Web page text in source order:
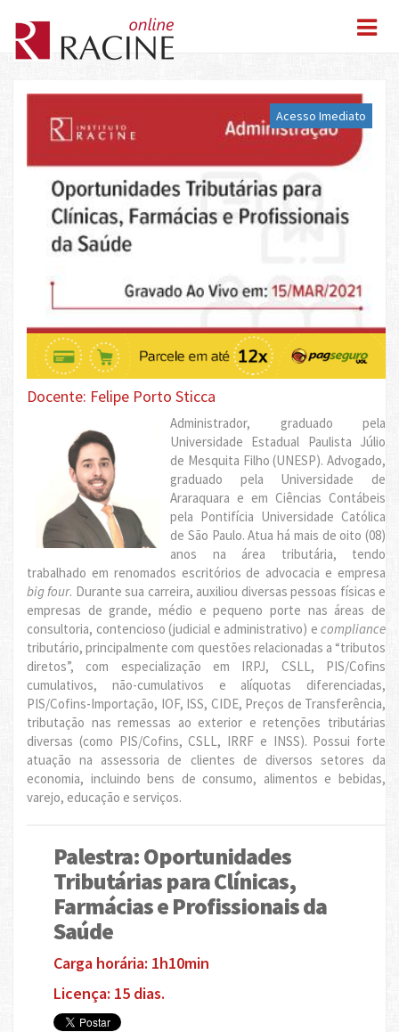
Acesso Imediato
Docente: Felipe Porto Sticca
Administrador, graduado pela
Universidade Estadual Paulista Júlio
de Mesquita Filho (UNESP). Advogado,
graduado pela Universidade de
Araraquara e em Ciências Contábeis
pela Pontifícia Universidade Católica
de São Paulo. Atua há mais de oito (08)
anos na área tributária, tendo
trabalhado em renomados escritórios de advocacia e empresa
big four. Durante sua carreira, auxiliou diversas pessoas físicas e
empresas de grande, médio e pequeno porte nas áreas de
consultoria, contencioso (judicial e administrativo) e compliance
tributário, principalmente com questões relacionadas a “tributos
diretos”, com especialização em IRPJ, CSLL, PIS/Cofins
cumulativos, não-cumulativos e alíquotas diferenciadas,
PIS/Cofins-Importação, IOF, ISS, CIDE, Preços de Transferência,
tributação nas remessas ao exterior e retenções tributárias
diversas (como PIS/Cofins, CSLL, IRRF e INSS). Possui forte
atuação na assessoria de clientes de diversos setores da
economia, incluindo bens de consumo, alimentos e bebidas,
varejo, educação e serviços.
Palestra: Oportunidades
Tributárias para Clínicas,
Farmácias e Profissionais da
Saúde
Carga horária: 1h10min
Licença: 15 dias.